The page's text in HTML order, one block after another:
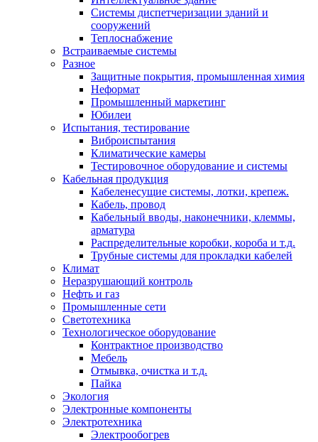
Системы диспетчеризации зданий и
сооружений
Теплоснабжение
Встраиваемые системы
Разное
Защитные покрытия, промышленная химия
Неформат
Промышленный маркетинг
Юбилеи
Испытания, тестирование
Виброиспытания
Климатические камеры
Тестировочное оборудование и системы
Кабельная продукция
Кабеленесущие системы, лотки, крепеж.
Кабель, провод
Кабельный вводы, наконечники, клеммы,
арматура
Распределительные коробки, короба и т.д.
Трубные системы для прокладки кабелей
Климат
Неразрушающий контроль
Нефть и газ
Промышленные сети
Светотехника
Технологическое оборудование
Контрактное производство
Мебель
Отмывка, очистка и т.д.
Пайка
Экология
Электронные компоненты
Электротехника
Электрообогрев